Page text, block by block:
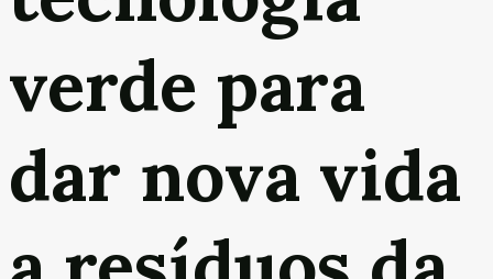
verde para
dar nova vida